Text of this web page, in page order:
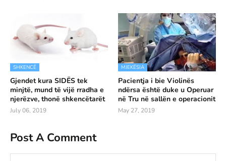
SHKENCË
Gjendet kura SIDËS tek
minjtë, mund të vijë rradha e
njerëzve, thonë shkencëtarët
July 06, 2019
MJEKËSIA
Pacientja i bie Violinës
ndërsa është duke u Operuar
në Tru në sallën e operacionit
May 27, 2019
Post A Comment